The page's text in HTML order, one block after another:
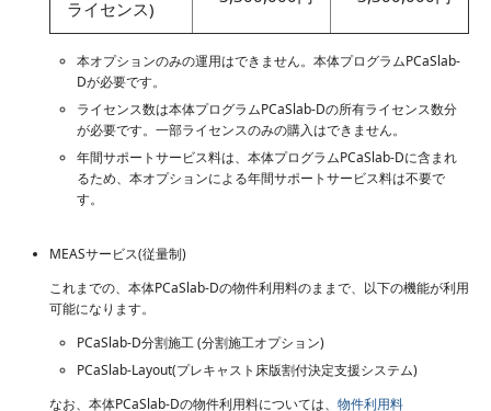
ライセンス)
本オプションのみの運用はできません。本体プログラムPCaSlab-
Dが必要です。
ライセンス数は本体プログラムPCaSlab-Dの所有ライセンス数分
が必要です。一部ライセンスのみの購入はできません。
年間サポートサービス料は、本体プログラムPCaSlab-Dに含まれ
るため、本オプションによる年間サポートサービス料は不要で
す。
MEASサービス(従量制)
これまでの、本体PCaSlab-Dの物件利用料のままで、以下の機能が利用
可能になります。
PCaSlab-D分割施工 (分割施工オプション)
PCaSlab-Layout(プレキャスト床版割付決定支援システム)
なお、本体PCaSlab-Dの物件利用料については、 物件利用料